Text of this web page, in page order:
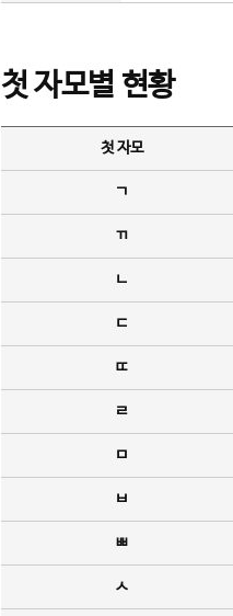
첫 자모별 현황
첫 자모
ㄱ
ㄲ
ㄴ
ㄷ
ㄸ
ㄹ
ㅁ
ㅂ
ㅃ
ㅅ